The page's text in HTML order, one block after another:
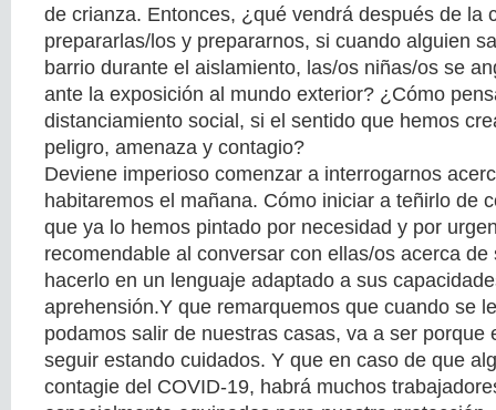
de crianza. Entonces, ¿qué vendrá después de la
prepararlas/los y prepararnos, si cuando alguien
barrio durante el aislamiento, las/os niñas/os se
ante la exposición al mundo exterior? ¿Cómo
distanciamiento social, si el sentido que hemos
peligro, amenaza y contagio?
Deviene imperioso comenzar a interrogarnos
habitaremos el mañana. Cómo iniciar a teñirlo de
que ya lo hemos pintado por necesidad y por
recomendable al conversar con ellas/os acerca de
hacerlo en un lenguaje adaptado a sus
aprehensión.Y que remarquemos que cuando se
podamos salir de nuestras casas, va a ser porque
seguir estando cuidados. Y que en caso de que
contagie del COVID-19, habrá muchos